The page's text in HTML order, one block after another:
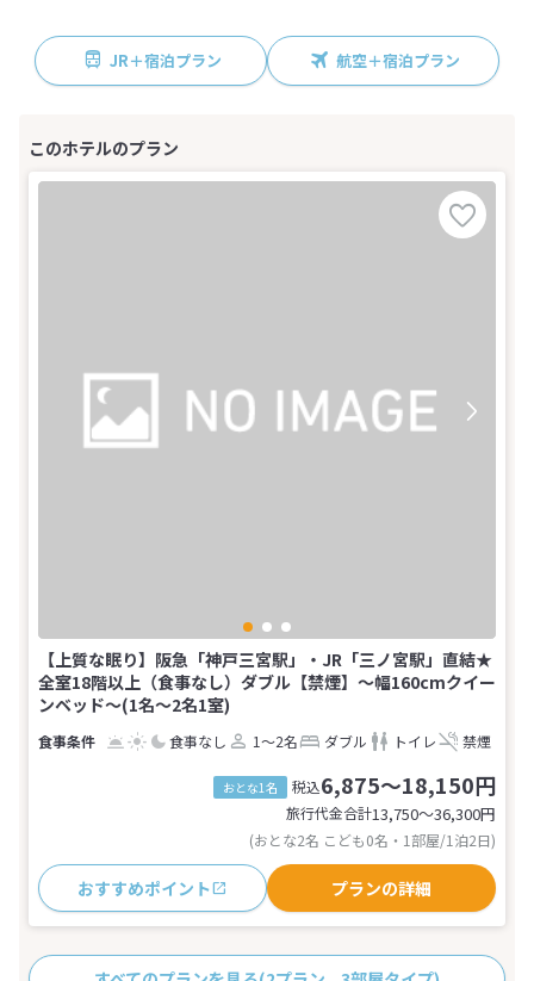
JR＋宿泊プラン 航空＋宿泊プラン
【上質な眠り】阪急「神戸三宮駅」・JR「三ノ宮駅」直結★
全室18階以上（食事なし）ダブル【禁煙】～幅160cmクイー
ンベッド～(1名～2名1室)
食事なし 1～2名 ダブル トイレ 禁煙
おとな1名 税込6,875～18,150円
旅行代金合計13,750〜36,300円
(おとな2名 こども0名・1部屋/1泊2日)
おすすめポイント プランの詳細